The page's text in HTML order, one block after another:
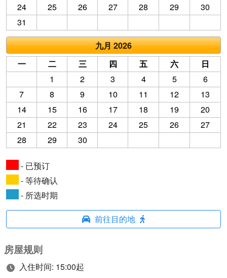
24
25 26 27 28 29
30
31
九月 2026
一
二 三 四 五 六
日
1
2 3 4 5
6
7
8 9 10 11 12
13
14
15 16 17 18 19
20
21
22 23 24 25 26
27
28
29 30
- 已预订
- 等待确认
- 所选时期
前往目的地
房屋规则
入住时间: 15:00起